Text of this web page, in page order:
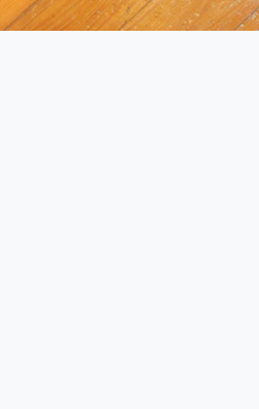
ASUS Pad 全面應援
榮耀 HONOR 600